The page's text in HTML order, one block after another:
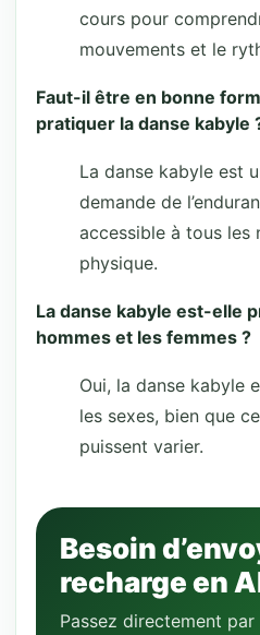
cours pour
mouvements et le
Faut-il être en bonne
pratiquer la danse kabyle
La danse kabyle est
demande de
accessible à tous les
physique.
La danse kabyle est-elle
hommes et les femmes ?
Oui, la danse kabyle
les sexes, bien que
puissent varier.
Besoin
recharge en
Passez directement